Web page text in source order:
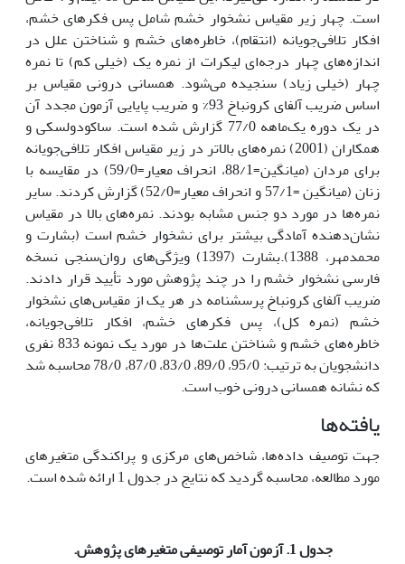
است. چهار زیر مقیاس نشخوار خشم شامل پس فکرهای خشم،
افکار تلافی‌جویانه (انتقام)، خاطره‌های خشم و شناختن علل در
اندازه‌های چهار درجه‌ای لیکرات از نمره یک (خیلی کم) تا نمره
چهار (خیلی زیاد) سنجیده می‌شود. همسانی درونی مقیاس بر
اساس ضریب آلفای کرونباخ 93% و ضریب پایایی آزمون مجدد آن
در یک دوره یک‌ماهه 77/0 گزارش شده است. ساکودولسکی و
همکاران (2001) نمره‌های بالاتر در زیر مقیاس افکار تلافی‌جویانه
برای مردان (میانگین=88/1، انحراف معیار=59/0) در مقایسه با
زنان (میانگین =57/1 و انحراف معیار=52/0) گزارش کردند. سایر
نمره‌ها در مورد دو جنس مشابه بودند. نمره‌های بالا در مقیاس
نشان‌دهنده آمادگی بیشتر برای نشخوار خشم است (بشارت و
محمدمهر، 1388).بشارت (1397) ویژگی‌های روان‌سنجی نسخه
فارسی نشخوار خشم را در چند پژوهش مورد تأیید قرار دادند.
ضریب آلفای کرونباخ پرسشنامه در هر یک از مقیاس‌های نشخوار
خشم (نمره کل)، پس فکرهای خشم، افکار تلافی‌جویانه،
خاطره‌های خشم و شناختن علت‌ها در مورد یک نمونه 833 نفری
دانشجویان به ترتیب: 95/0، 89/0، 83/0، 87/0، 78/0 محاسبه شد
که نشانه همسانی درونی خوب است.
یافته‌ها
جهت توصیف داده‌ها، شاخص‌های مرکزی و پراکندگی متغیرهای
مورد مطالعه، محاسبه گردید که نتایج در جدول 1 ارائه شده است.
جدول 1. آزمون آمار توصیفی متغیرهای پژوهش
.